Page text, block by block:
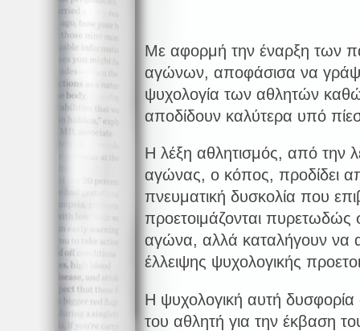
Με αφορμή την έναρξη των
αγώνων, αποφάσισα να
ψυχολογία των αθλητών
αποδίδουν καλύτερα υπό
Η λέξη αθλητισμός, από την
αγώνας, ο κόπος, προδίδει
πνευματική δυσκολία που
προετοιμάζονται πυρετωδώς
αγώνα, αλλά καταλήγουν να
έλλειψης ψυχολογικής
Η ψυχολογική αυτή δυσφορία
του αθλητή για την έκβαση